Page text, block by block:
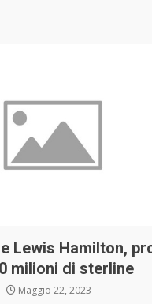
Lewis Hamilton,
milioni di sterline
Maggio 22, 2023